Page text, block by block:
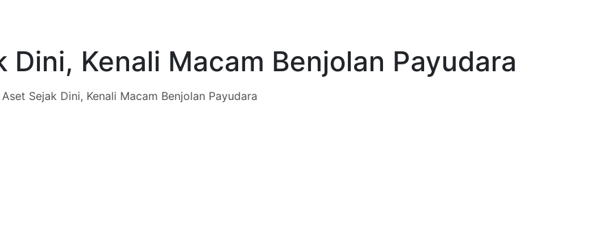
Kenali Macam Benjolan Payudara
Sejak Dini, Kenali Macam Benjolan Payudara